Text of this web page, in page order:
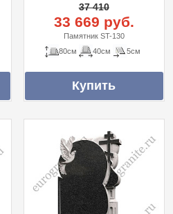
37 410
33 669 руб.
Памятник ST-130
80см
40см 5см